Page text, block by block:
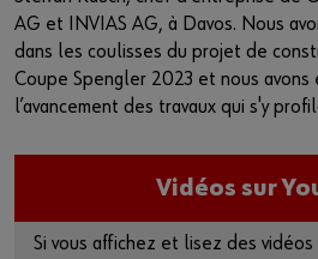
AG et INVIAS AG, à Davos. Nous
dans les coulisses du projet de
Coupe Spengler 2023 et nous avons
l’avancement des travaux qui s'y
Vidéos sur
Si vous affichez et lisez des